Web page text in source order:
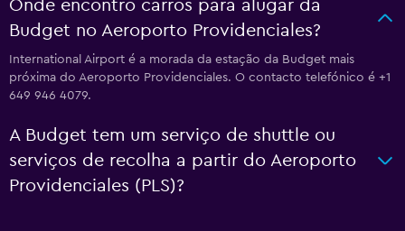
Onde encontro carros para alugar da
Budget no Aeroporto Providenciales?
International Airport é a morada da estação da Budget mais
próxima do Aeroporto Providenciales. O contacto telefónico é +1
649 946 4079.
A Budget tem um serviço de shuttle ou
serviços de recolha a partir do Aeroporto
Providenciales (PLS)?